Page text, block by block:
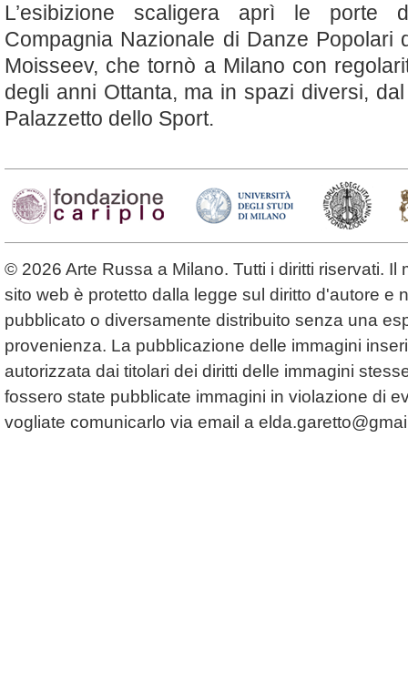
L’esibizione scaligera aprì le porte
Compagnia Nazionale di Danze Popolari
Moisseev, che tornò a Milano con
degli anni Ottanta, ma in spazi diversi,
Palazzetto dello Sport.
© 2026 Arte Russa a Milano. Tutti i diritti riservati. Il
sito web è protetto dalla legge sul diritto d'autore e
pubblicato o diversamente distribuito senza una
provenienza. La pubblicazione delle immagini
autorizzata dai titolari dei diritti delle immagini
fossero state pubblicate immagini in violazione di
vogliate comunicarlo via email a